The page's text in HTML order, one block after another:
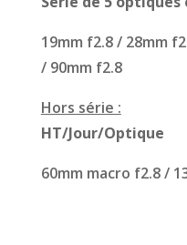
19mm f2.8 / 28mm
/ 90mm f2.8
Hors série :
HT/Jour/Optique
60mm macro f2.8 /